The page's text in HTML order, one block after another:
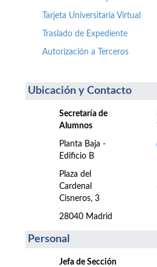
Tarjeta Universitaria Virtual
Traslado de Expediente
Autorización a Terceros
Ubicación y Contacto
Secretaría de
Alumnos
Planta Baja -
Edificio B
Plaza del
Cardenal
Cisneros, 3
28040 Madrid
Personal
Jefa de Sección